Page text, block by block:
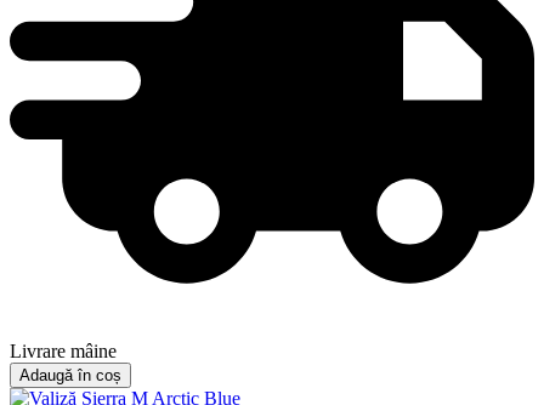
Livrare mâine
Adaugă în coș